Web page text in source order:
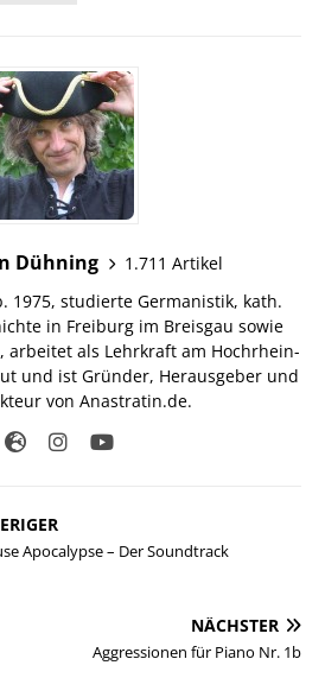
Dühning
1.711 Artikel
1975, studierte Germanistik, kath.
in Freiburg im Breisgau sowie
arbeitet als Lehrkraft am Hochrhein-
und ist Gründer, Herausgeber und
von Anastratin.de.
Apocalypse – Der Soundtrack
NÄCHSTER
Aggressionen für Piano Nr. 1b